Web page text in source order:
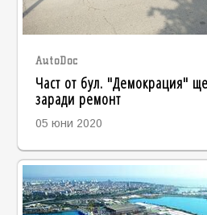
AutoDoc
Част от бул. "Демокрация"
заради ремонт
05 юни 2020